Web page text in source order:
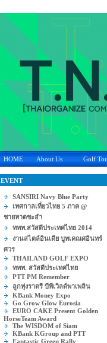
HOME About Us Golf
EVENT
SANSIRI Navy Blue Party
เทศกาลเที่ยวไทย 5 ภาค @
ชายหาดชะอำ
ททท.สวัสดีประเทศไทย 2014
งานสไตล์อินเดีย บูทเคณศอินทร์
ศวร
THAILAND GOLF EXPO
ททท. สวัสดีประเทศไทย
PTT PM Remember
ลูกทุ่งราตรี บีพีเวิลด์พาเพลิน
KBank Money Expo
Go Grow Glow Eurosia
EURO CAKE Present Golden
HorseTeam Award
The WISDOM of Siam
KBank KGroup and PTT
Fantastic Green Rally